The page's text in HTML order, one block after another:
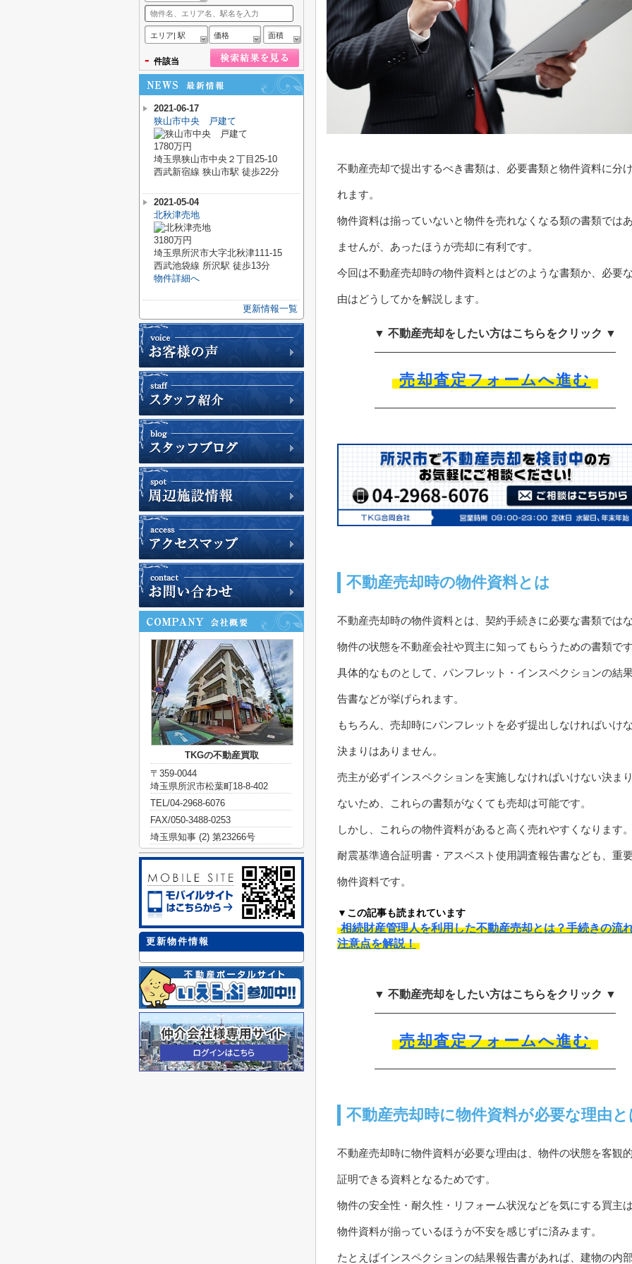
不動産売却で提出するべき書類は、必要書類と物件資料に分
れます。
物件資料は揃っていないと物件を売れなくなる類の書類では
ませんが、あったほうが売却に有利です。
今回は不動産売却時の物件資料とはどのような書類か、必要
由はどうしてかを解説します。
▼ 不動産売却をしたい方はこちらをクリック ▼
売却査定フォームへ進む
不動産売却時の物件資料とは
不動産売却時の物件資料とは、契約手続きに必要な書類では
物件の状態を不動産会社や買主に知ってもらうための書類で
具体的なものとして、パンフレット・インスペクションの結
告書などが挙げられます。
もちろん、売却時にパンフレットを必ず提出しなければいけ
決まりはありません。
売主が必ずインスペクションを実施しなければいけない決ま
ないため、これらの書類がなくても売却は可能です。
しかし、これらの物件資料があると高く売れやすくなります
耐震基準適合証明書・アスベスト使用調査報告書なども、重
物件資料です。
▼この記事も読まれています
相続財産管理人を利用した不動産売却とは？手続きの流
注意点を解説！
▼ 不動産売却をしたい方はこちらをクリック ▼
売却査定フォームへ進む
不動産売却時に物件資料が必要な理由
不動産売却時に物件資料が必要な理由は、物件の状態を客観
証明できる資料となるためです。
物件の安全性・耐久性・リフォーム状況などを気にする買主
物件資料が揃っているほうが不安を感じずに済みます。
たとえばインスペクションの結果報告書があれば、建物の内
エリア| 駅 価格 面積
- 件該当
2021-06-17
狭山市中央 戸建て
1780万円
埼玉県狭山市中央２丁目25-10
西武新宿線 狭山市駅 徒歩22分
2021-05-04
北秋津売地
3180万円
埼玉県所沢市大字北秋津111-15
西武池袋線 所沢駅 徒歩13分
物件詳細へ
更新情報一覧
TKGの不動産買取
〒359-0044
埼玉県所沢市松葉町18-8-402
TEL/04-2968-6076
FAX/050-3488-0253
埼玉県知事 (2) 第23266号
更新物件情報